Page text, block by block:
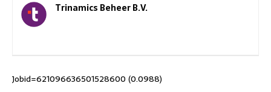
Trinamics Beheer B.V.
Jobid=621096636501528600 (0.0988)